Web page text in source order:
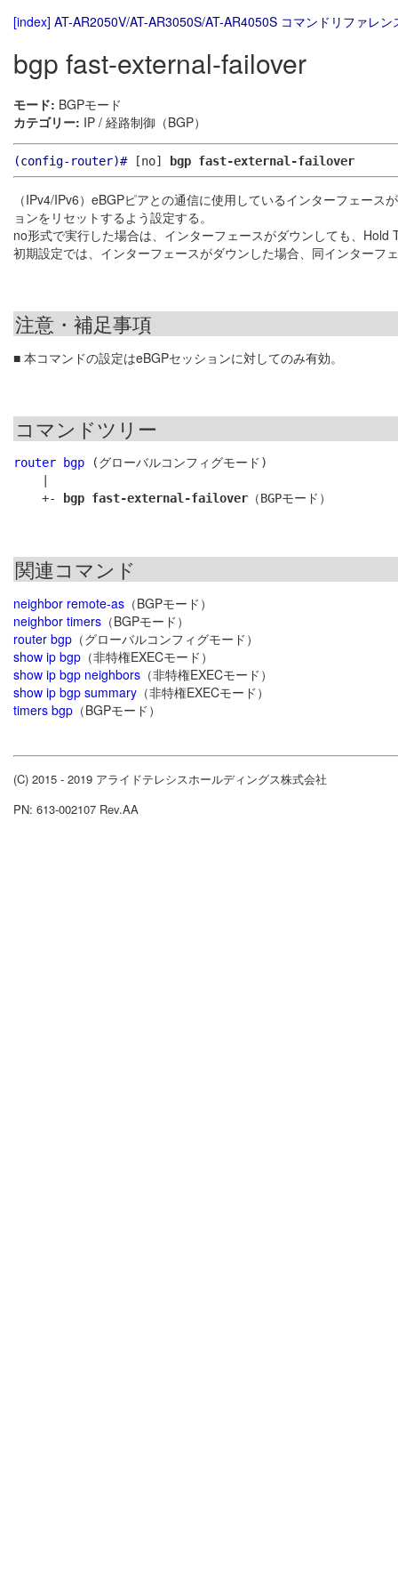
[index] AT-AR2050V/AT-AR3050S/AT-AR4050S コマンドリファレン
bgp fast-external-failover
モード: BGPモード
カテゴリー: IP / 経路制御（BGP）
(config-router)#[no] bgp fast-external-failover
（IPv4/IPv6）eBGPピアとの通信に使用しているインターフェー
ョンをリセットするよう設定する。
no形式で実行した場合は、インターフェースがダウンしても、
初期設定では、インターフェースがダウンした場合、同インターフ
注意・補足事項
■ 本コマンドの設定はeBGPセッションに対してのみ有効。
コマンドツリー
router bgp (グローバルコンフィグモード)
    +-
bgp fast-external-failover
関連コマンド
neighbor remote-as （BGPモード）
neighbor timers （BGPモード）
router bgp （グローバルコンフィグモード）
show ip bgp （非特権EXECモード）
show ip bgp neighbors （非特権EXECモード）
show ip bgp summary （非特権EXECモード）
timers bgp （BGPモード）
(C) 2015 - 2019 アライドテレシスホールディングス株式会社
PN: 613-002107 Rev.AA